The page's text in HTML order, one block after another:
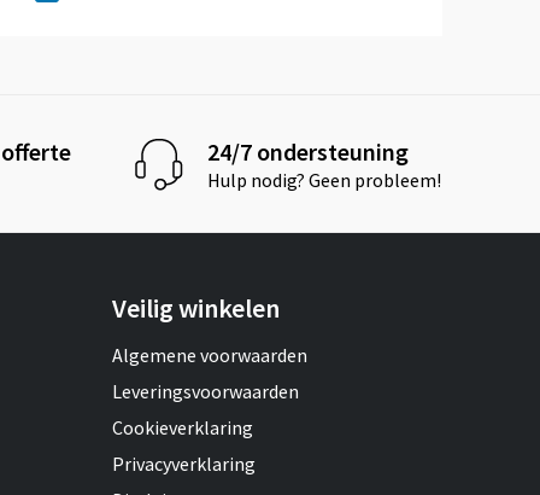
offerte 24/7 ondersteuning
Hulp nodig? Geen probleem!
Veilig winkelen
Algemene voorwaarden
Leveringsvoorwaarden
Cookieverklaring
Privacyverklaring